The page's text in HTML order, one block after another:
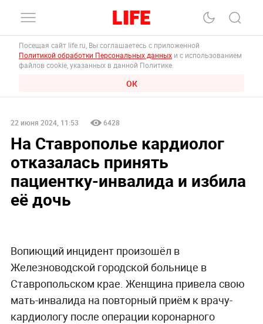
Посещая сайт life.ru, Вы соглашаетесь с приложенной
Политикой обработки Персональных данных и с использованием
файлов cookie, указанных в данной Политике.
ОК
22 июня 2024, 11:53 6428
На Ставрополье кардиолог
отказалась принять
пациентку-инвалида и избила
её дочь
Вопиющий инцидент произошёл в
Железноводской городской больнице в
Ставропольском крае. Женщина привела свою
мать-инвалида на повторный приём к врачу-
кардиологу после операции коронарного